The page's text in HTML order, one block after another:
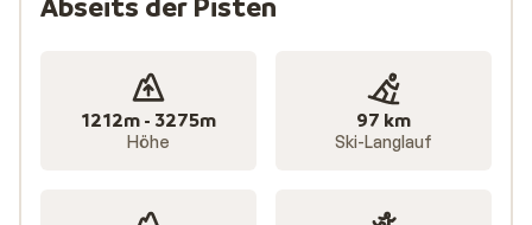
1212m - 3275m
Höhe
97 km
Ski-Langlauf